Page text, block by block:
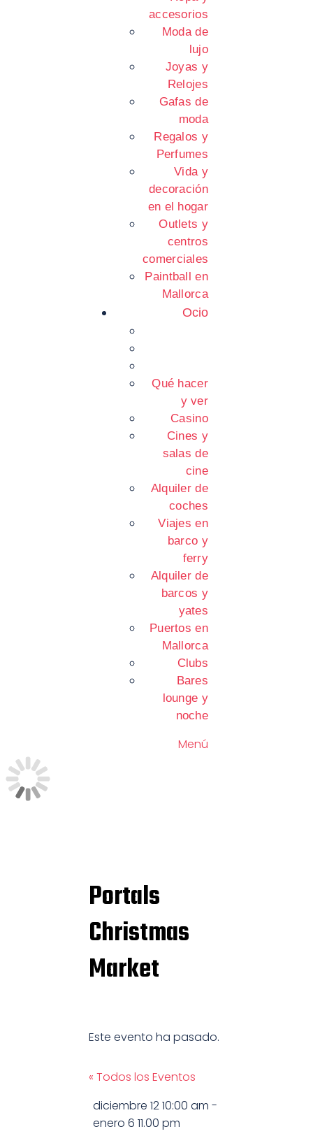
accesorios
Moda de
lujo
Joyas y
Relojes
Gafas de
moda
Regalos y
Perfumes
Vida y
decoración
en el hogar
Outlets y
centros
comerciales
Paintball en
Mallorca
Ocio
Qué hacer
y ver
Casino
Cines y
salas de
cine
Alquiler de
coches
Viajes en
barco y
ferry
Alquiler de
barcos y
yates
Puertos en
Mallorca
Clubs
Bares
lounge y
noche
Menú
Portals
Christmas
Market
Este evento ha pasado.
« Todos los Eventos
diciembre 1210:00 am -
enero 6 11.00 pm